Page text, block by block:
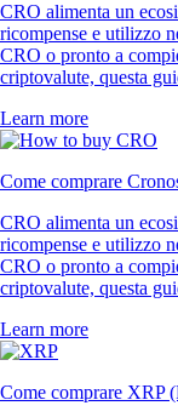
CRO alimenta un
ricompense e utilizzo
CRO o pronto a
criptovalute, questa
Learn more
Come comprare
CRO alimenta un
ricompense e utilizzo
CRO o pronto a
criptovalute, questa
Learn more
Come comprare XRP